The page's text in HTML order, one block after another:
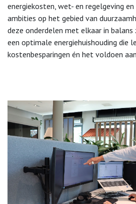
energiekosten, wet- en regelgeving
ambities op het gebied van
deze onderdelen met elkaar in balans
een optimale energiehuishouding die
kostenbesparingen én het voldoen